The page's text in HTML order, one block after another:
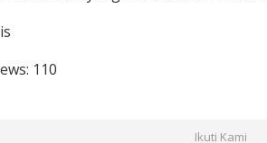
110
Ikuti Kami